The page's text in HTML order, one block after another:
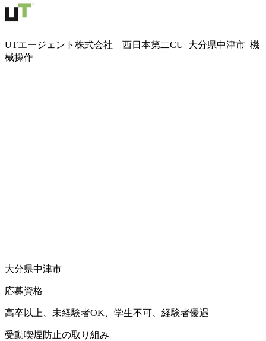
UTエージェント株式会社 西日本第二CU_大分県中津市_機
械操作
大分県中津市
応募資格
高卒以上、未経験者OK、学生不可、経験者優遇
受動喫煙防止の取り組み